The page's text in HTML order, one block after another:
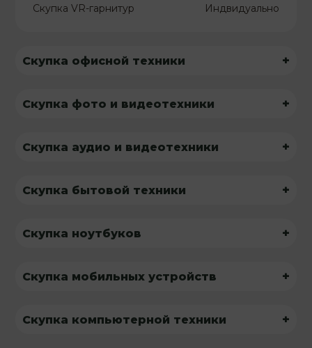
Скупка VR-гарнитур Индвидуально
Скупка офисной техники +
Скупка фото и видеотехники +
Скупка аудио и видеотехники +
Скупка бытовой техники +
Скупка ноутбуков +
Скупка мобильных устройств +
Скупка компьютерной техники +